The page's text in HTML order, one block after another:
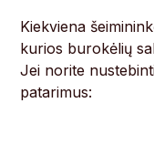
Kiekviena
kurios burokėlių
Jei norite
patarimus: